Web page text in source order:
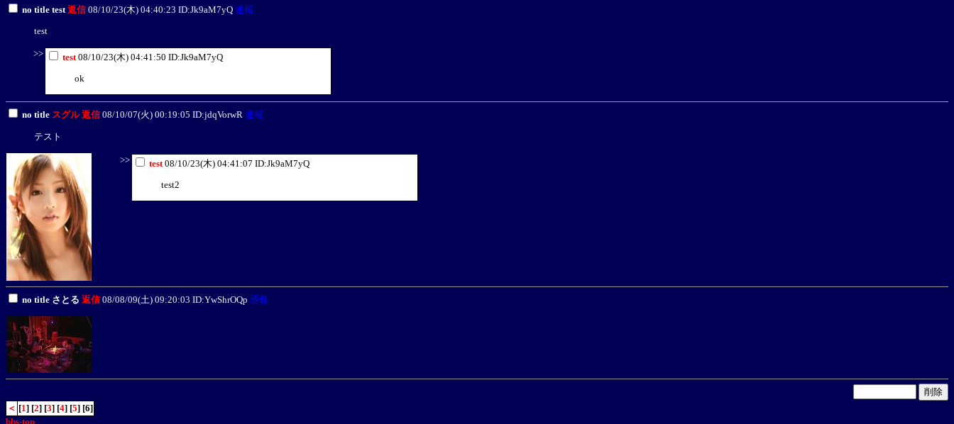
no title test返信 08/10/23(木) 04:40:23 ID:Jk9aM7yQ 通報
test
>> test 08/10/23(木) 04:41:50 ID:Jk9aM7yQ
ok
no title スグル 返信 08/10/07(火) 00:19:05 ID:jdqVorwR 通報
テスト
>> test 08/10/23(木) 04:41:07 ID:Jk9aM7yQ
test2
no title さとる 返信 08/08/09(土) 09:20:03 ID:YwShrOQp 通報
＜ [1] [2] [3] [4] [5] [6]
bbs-top